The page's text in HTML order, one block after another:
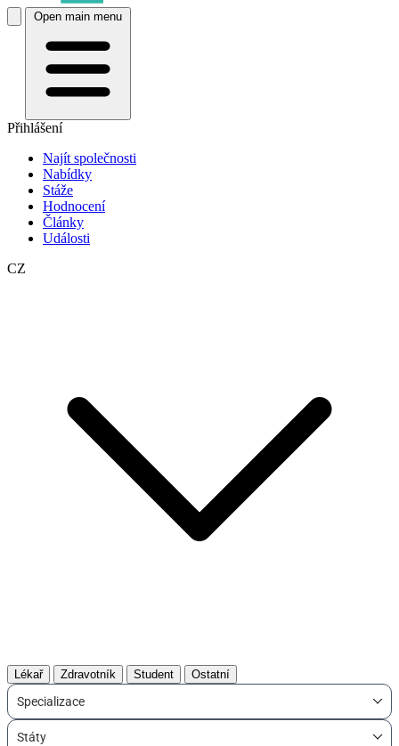
Open main menu
Přihlášení
Najít společnosti
Nabídky
Stáže
Hodnocení
Články
Události
CZ
Lékař Zdravotník Student Ostatní
Specializace
Státy